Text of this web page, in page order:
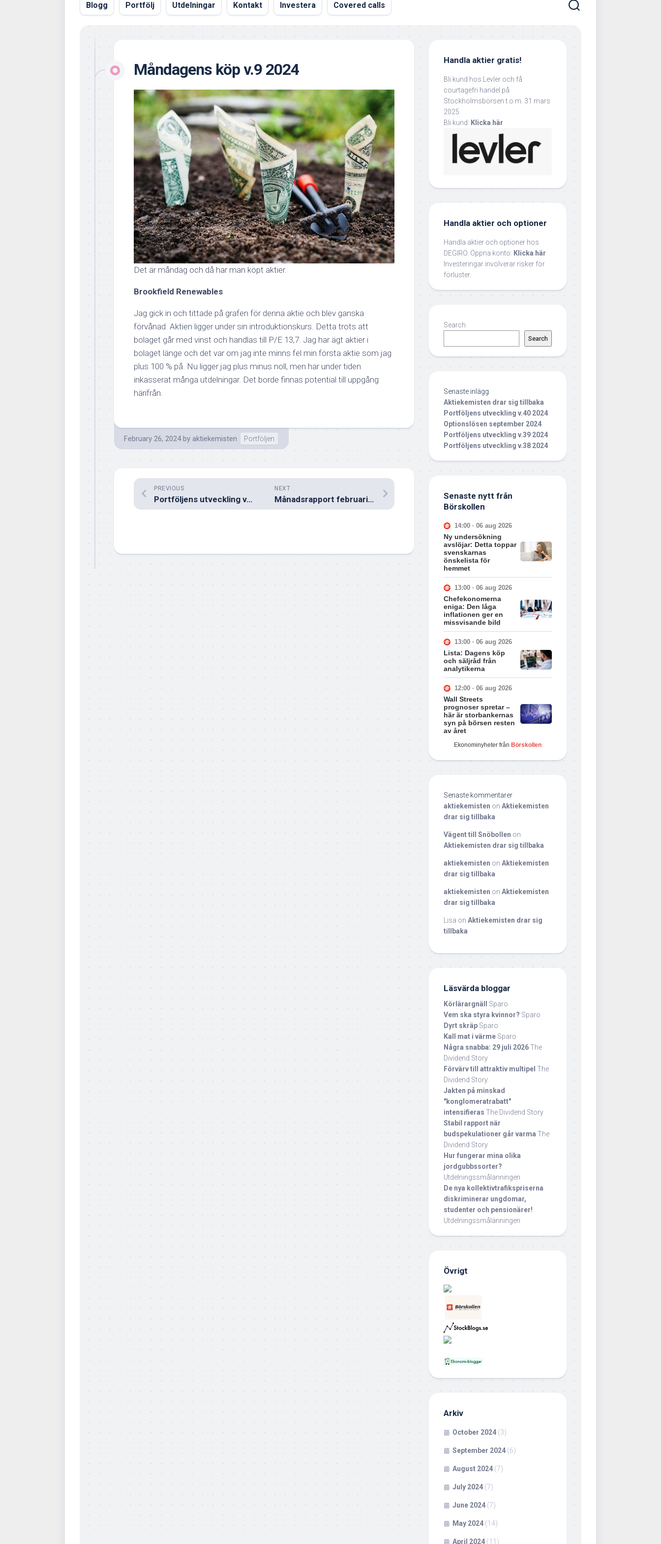
Blogg Portfölj Utdelningar Kontakt Investera Covered calls
Måndagens köp v.9 2024
Det är måndag och då har man köpt aktier.
Brookfield Renewables
Jag gick in och tittade på grafen för denna aktie och blev ganska
förvånad. Aktien ligger under sin introduktionskurs. Detta trots att
bolaget går med vinst och handlas till P/E 13,7. Jag har ägt aktier i
bolaget länge och det var om jag inte minns fel min första aktie som jag
plus 100 % på. Nu ligger jag plus minus noll, men har under tiden
inkasserat många utdelningar. Det borde finnas potential till uppgång
härifrån.
February 26, 2024 by aktiekemisten Portföljen
NEXT
Månadsrapport februari 2024
PREVIOUS
Portföljens utveckling v.8 2024
Handla aktier gratis!
Bli kund hos Levler och få
courtagefri handel på
Stockholmsbörsen t.o.m. 31 mars
2025.
Bli kund: Klicka här
Handla aktier och optioner
Handla aktier och optioner hos
DEGIRO. Öppna konto: Klicka här
Investeringar involverar risker för
förluster.
Search
Search
Senaste inlägg
Aktiekemisten drar sig tillbaka
Portföljens utveckling v.40 2024
Optionslösen september 2024
Portföljens utveckling v.39 2024
Portföljens utveckling v.38 2024
Senaste nytt från
Börskollen
14:00 · 06 aug 2026
Ny undersökning
avslöjar: Detta toppar
svenskarnas
önskelista för
hemmet
13:00 · 06 aug 2026
Chefekonomerna
eniga: Den låga
inflationen ger en
missvisande bild
13:00 · 06 aug 2026
Lista: Dagens köp
och säljråd från
analytikerna
12:00 · 06 aug 2026
Wall Streets
prognoser spretar –
här är storbankernas
syn på börsen resten
av året
Ekonominyheter från Börskollen
Senaste kommentarer
aktiekemisten on Aktiekemisten
drar sig tillbaka
Vägent till Snöbollen on
Aktiekemisten drar sig tillbaka
aktiekemisten on Aktiekemisten
drar sig tillbaka
aktiekemisten on Aktiekemisten
drar sig tillbaka
Lisa on Aktiekemisten drar sig
tillbaka
Läsvärda bloggar
Körlärargnäll Sparo
Vem ska styra kvinnor? Sparo
Dyrt skräp Sparo
Kall mat i värme Sparo
Några snabba: 29 juli 2026The
Dividend Story
Förvärv till attraktiv multipel The
Dividend Story
Jakten på minskad
"konglomeratrabatt"
intensifieras The Dividend Story
Stabil rapport när
budspekulationer går varma The
Dividend Story
Hur fungerar mina olika
jordgubbssorter?
Utdelningssmålänningen
De nya kollektivtrafikspriserna
diskriminerar ungdomar,
studenter och pensionärer!
Utdelningssmålänningen
Övrigt
Arkiv
October 2024 (3)
September 2024 (6)
August 2024 (7)
July 2024 (7)
June 2024 (7)
May 2024 (14)
April 2024 (11)